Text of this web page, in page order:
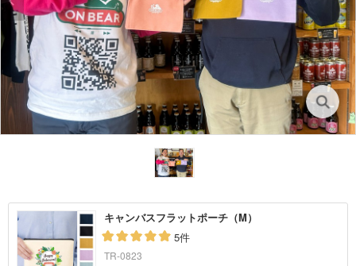
キャンバスフラットポーチ（M）
5件
TR-0823